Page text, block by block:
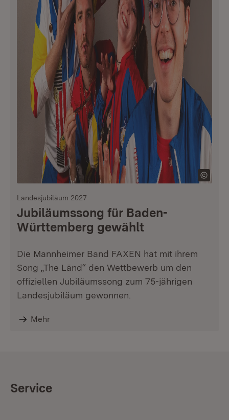
Landesjubiläum 2027
Jubiläumssong für Baden-
Württemberg gewählt
Die Mannheimer Band FAXEN hat mit ihrem
Song „The Länd“ den Wettbewerb um den
offiziellen Jubiläumssong zum 75-jährigen
Landesjubiläum gewonnen.
Mehr
Service